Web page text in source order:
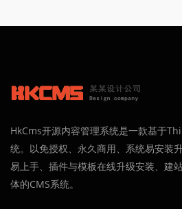
HkCms开源内容管理系统是一款基于
统。以免授权、永久商用、系统易安装
易上手、插件与模板在线升级安装、建
体的CMS系统。